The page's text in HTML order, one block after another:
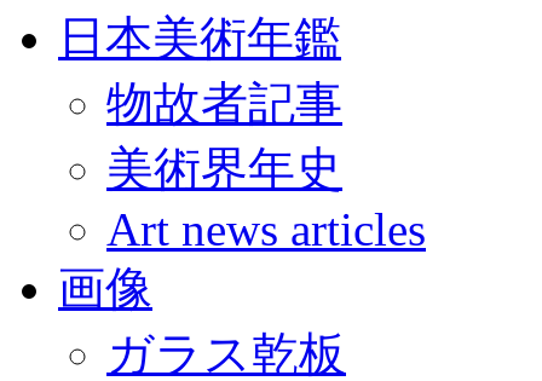
日本美術年鑑
物故者記事
美術界年史
Art news articles
画像
ガラス乾板